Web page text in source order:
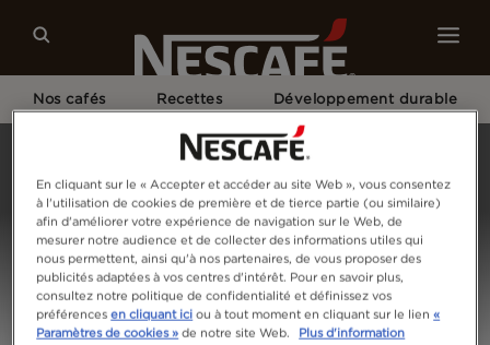
Nos cafés Recettes Développement durable
Connexion
En cliquant sur le « Accepter et accéder au site Web », vous consentez
à l'utilisation de cookies de première et de tierce partie (ou similaire)
afin d'améliorer votre expérience de navigation sur le Web, de
mesurer notre audience et de collecter des informations utiles qui
nous permettent, ainsi qu'à nos partenaires, de vous proposer des
publicités adaptées à vos centres d'intérêt. Pour en savoir plus,
consultez notre politique de confidentialité et définissez vos
préférencesen cliquant ici ou à tout moment en cliquant sur le lien«
Paramètres de cookies » de notre site Web. Plus d'information